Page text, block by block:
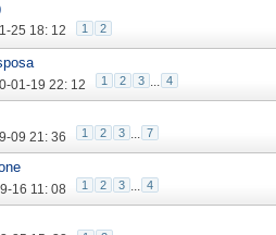
25 18: 12 1 2
01-19 22: 12 1 2 3 ... 4
09 21: 36 1 2 3 ... 7
16 11: 08 1 2 3 ... 4